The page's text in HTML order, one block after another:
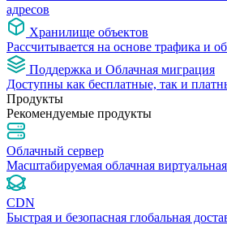
адресов
Хранилище объектов
Рассчитывается на основе трафика и
Поддержка и Облачная миграция
Доступны как бесплатные, так и
Продукты
Рекомендуемые продукты
Облачный сервер
Масштабируемая облачная
CDN
Быстрая и безопасная глобальная